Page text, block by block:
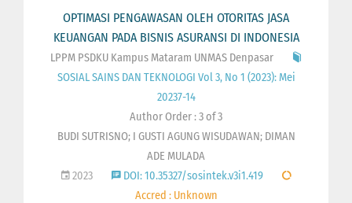
OPTIMASI PENGAWASAN OLEH OTORITAS JASA
KEUANGAN PADA BISNIS ASURANSI DI INDONESIA
LPPM PSDKU Kampus Mataram UNMAS Denpasar
SOSIAL SAINS DAN TEKNOLOGI Vol 3, No 1 (2023): Mei
20237-14
Author Order : 3 of 3
BUDI SUTRISNO; I GUSTI AGUNG WISUDAWAN; DIMAN
ADE MULADA
2023
DOI: 10.35327/sosintek.v3i1.419
Accred : Unknown